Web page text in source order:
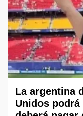
La argentina
Unidos